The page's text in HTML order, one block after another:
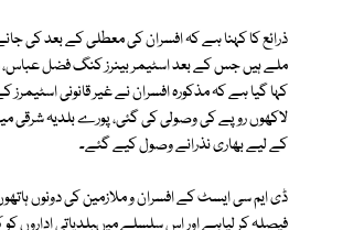
ذرائع کا کہنا ہے کہ افسران کی معطلی کے بعد کی
ملے ہیں جس کے بعد اسٹیمر بینرز کنگ فضل
کہا گیا ہے کہ مذکورہ افسران نے غیر قانونی اسٹیمرز
لاکھوں روپے کی وصولی کی گئی، پورے بلدیہ شرقی
کے لیے بھاری نذرانے وصول کیے گئے۔
ڈی ایم سی ایسٹ کے افسران و ملازمین کی دونوں
فیصلہ کر لیاہے اور اس سلسلے میںبلدیاتی اداروں